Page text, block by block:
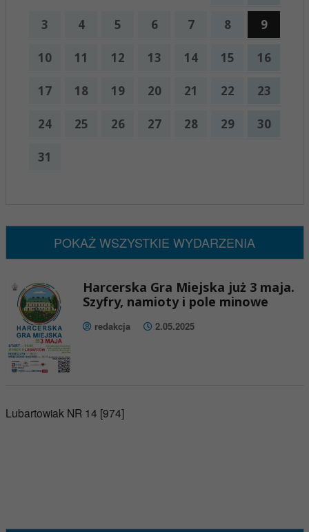
3 4 5 6 7 8 9
10 11 12 13 14 15 16
17 18 19 20 21 22 23
24 25 26 27 28 29 30
31
POKAŻ WSZYSTKIE WYDARZENIA
Harcerska Gra Miejska już 3 maja.
Szyfry, namioty i pole minowe
redakcja 2.05.2025
Lubartowiak NR 14 [974]